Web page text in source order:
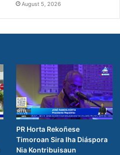
August 5, 2026
PR Horta Rekoñese
Timoroan Sira Iha Diáspora
Nia Kontribuisaun